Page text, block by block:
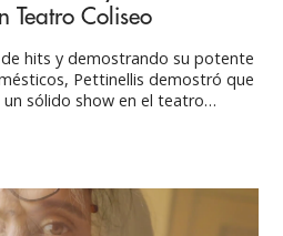
Teatro Coliseo
hits y demostrando su potente
Pettinellis demostró que
sólido show en el teatro
liderado por Álvaro Henríquez